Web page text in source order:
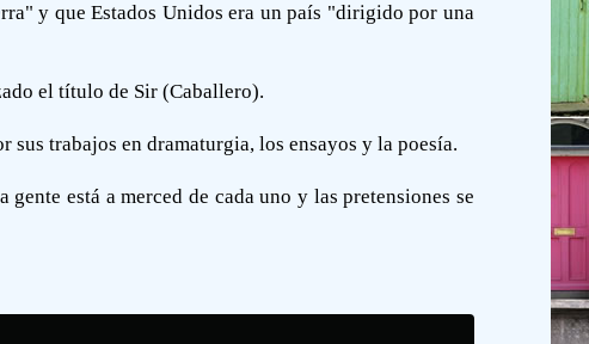
y que Estados Unidos era un país "dirigido por una
el título de Sir (Caballero).
trabajos en dramaturgia, los ensayos y la poesía.
está a merced de cada uno y las pretensiones se